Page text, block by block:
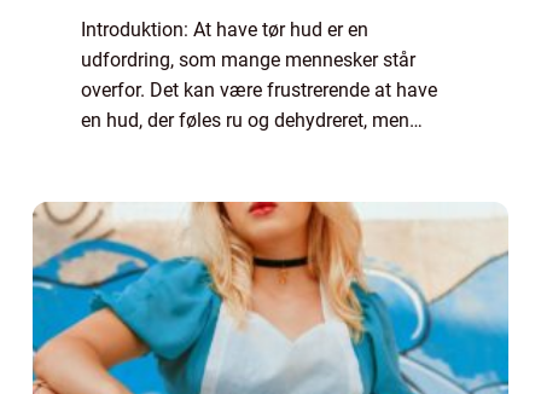
Introduktion: At have tør hud er en
udfordring, som mange mennesker står
overfor. Det kan være frustrerende at have
en hud, der føles ru og dehydreret, men
...